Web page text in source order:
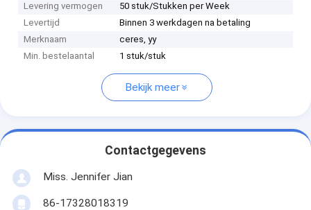
Levering vermogen
50 stuk/Stukken per Week
Levertijd
Binnen 3 werkdagen na betaling
Merknaam
ceres, yy
Min. bestelaantal
1 stuk/stuk
Bekijk meer
Contactgegevens
Miss. Jennifer Jian
86-17328018319